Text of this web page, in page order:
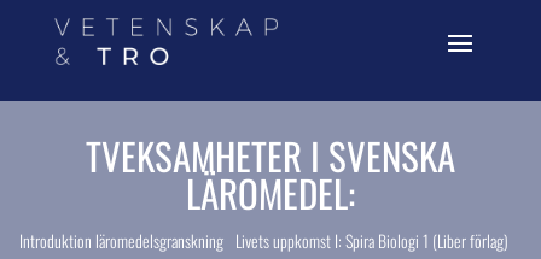
TVEKSAMHETER I SVENSKA
LÄROMEDEL:
Introduktion läromedelsgranskning Livets uppkomst I: Spira Biologi 1 (Liber förlag)